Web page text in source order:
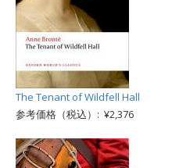
The Tenant of Wildfell Hall
参考価格（税込）: ¥2,376